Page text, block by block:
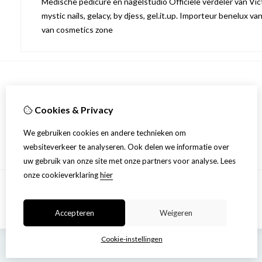
mystic nails, gelacy, by djess, gel.it.up. Importeur benelux
van cosmetics zone
Over ons
Algemene voorwaarden
Cookies & Privacy
We gebruiken cookies en andere technieken om
websiteverkeer te analyseren. Ook delen we informatie over
uw gebruik van onze site met onze partners voor analyse. Lees
onze cookieverklaringhier
Accepteren Weigeren
Cookie-instellingen